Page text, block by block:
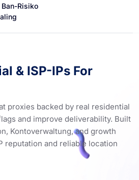
Risiko
& ISP-IPs For
proxies backed by real residential
and improve deliverability. Built
Kontoverwaltung, and growth
reputation and reliable location